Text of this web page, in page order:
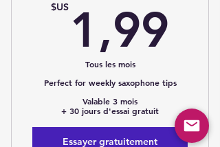
$US 1,99
Tous les mois
Perfect for weekly saxophone tips
Valable 3 mois
+ 30 jours d'essai gratuit
Essayer gratuitement